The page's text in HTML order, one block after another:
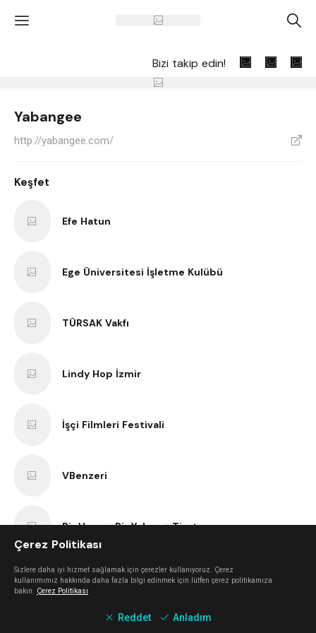
' A
Bizi takip edin!
Yabangee
http://yabangee.com/ V
Keşfet
Efe Hatun
Ege Üniversitesi İşletme Kulübü
TÜRSAK Vakfı
Lindy Hop İzmir
İşçi Filmleri Festivali
VBenzeri
Bir Varmış Bir Yokmuş Tiyatro
İzmir Bisiklet Eğitimi
Çerez Politikası
Sizlere daha iyi hizmet sağlamak için çerezler kullanıyoruz. Çerez
kullanımımız hakkında daha fazla bilgi edinmek için lütfen çerez politikamıza
bakın. Çerez Politikası
Reddet Anladım